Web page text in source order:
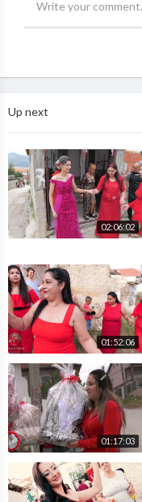
Up next
02:06:02
01:52:06
01:17:03